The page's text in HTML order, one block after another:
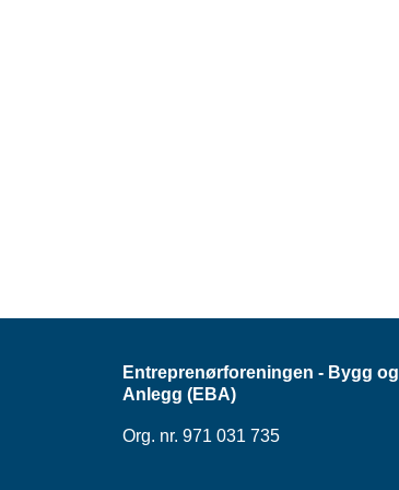
Entreprenørforeningen - Bygg og
Anlegg (EBA)
Org. nr. 971 031 735